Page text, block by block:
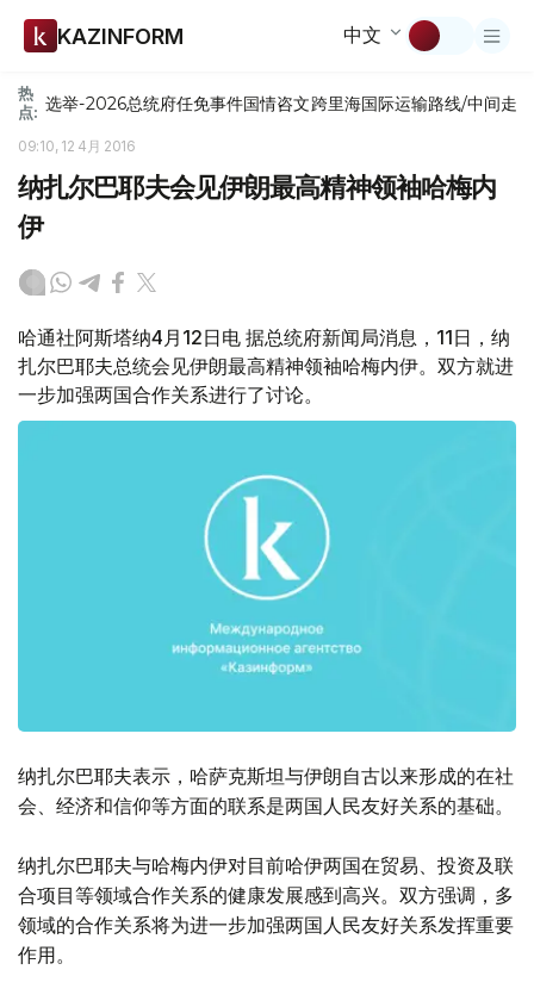
KAZINFORM 中文
热
点: 选举-2026总统府任免事件国情咨文跨里海国际运输路线/中间走廊
09:10, 12 4月 2016
纳扎尔巴耶夫会见伊朗最高精神领袖哈梅内
伊
哈通社阿斯塔纳4月12日电 据总统府新闻局消息，11日，纳
扎尔巴耶夫总统会见伊朗最高精神领袖哈梅内伊。双方就进
一步加强两国合作关系进行了讨论。
纳扎尔巴耶夫表示，哈萨克斯坦与伊朗自古以来形成的在社
会、经济和信仰等方面的联系是两国人民友好关系的基础。
纳扎尔巴耶夫与哈梅内伊对目前哈伊两国在贸易、投资及联
合项目等领域合作关系的健康发展感到高兴。双方强调，多
领域的合作关系将为进一步加强两国人民友好关系发挥重要
作用。